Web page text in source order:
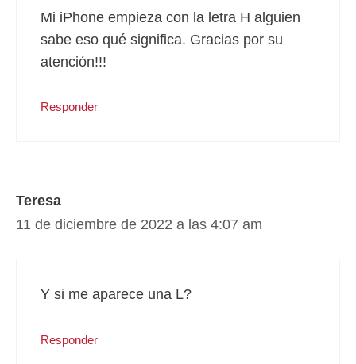
Mi iPhone empieza con la letra H alguien
sabe eso qué significa. Gracias por su
atención!!!
Responder
Teresa
11 de diciembre de 2022 a las 4:07 am
Y si me aparece una L?
Responder